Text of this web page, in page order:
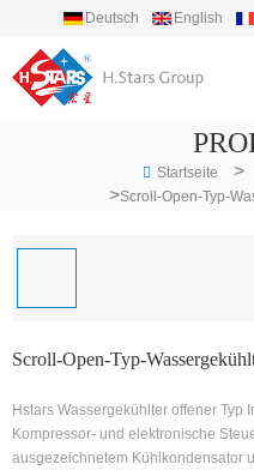
Deutsch English
Startseite >
>Scroll-Open-Typ-
Scroll-Open-Typ-
Hstars Wassergekühlter offener
Kompressor- und elektronische
ausgezeichnetem Kühlkondensator